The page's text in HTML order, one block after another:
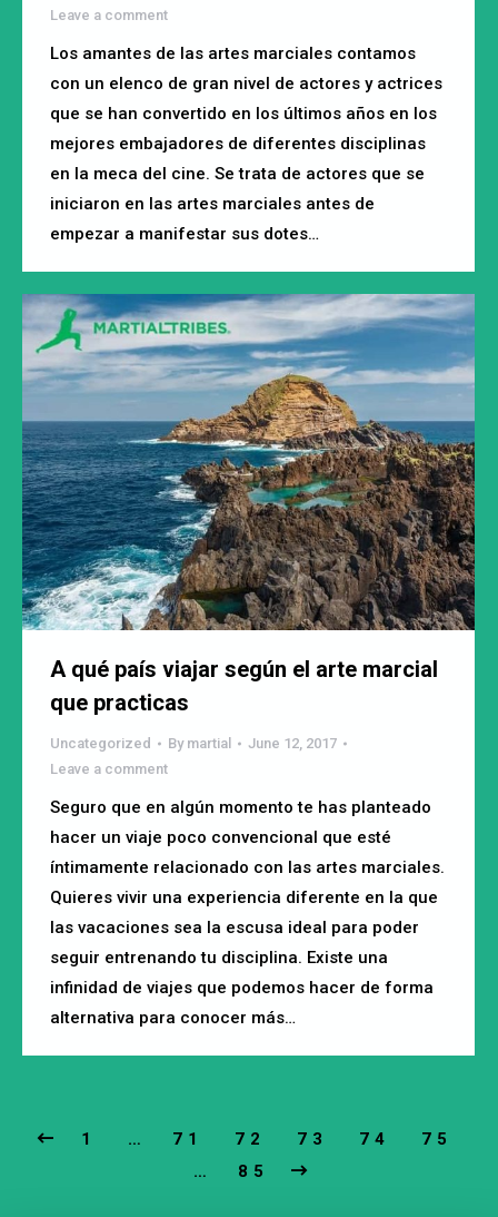
Leave a comment
Los amantes de las artes marciales contamos
con un elenco de gran nivel de actores y actrices
que se han convertido en los últimos años en los
mejores embajadores de diferentes disciplinas
en la meca del cine. Se trata de actores que se
iniciaron en las artes marciales antes de
empezar a manifestar sus dotes…
A qué país viajar según el arte marcial
que practicas
Uncategorized By martial
June 12, 2017
Leave a comment
Seguro que en algún momento te has planteado
hacer un viaje poco convencional que esté
íntimamente relacionado con las artes marciales.
Quieres vivir una experiencia diferente en la que
las vacaciones sea la escusa ideal para poder
seguir entrenando tu disciplina. Existe una
infinidad de viajes que podemos hacer de forma
alternativa para conocer más…
1 … 71 72 73 74
75
…
85